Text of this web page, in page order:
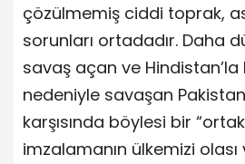
çözülmemiş ciddi toprak,
sorunları ortadadır. Daha
savaş açan ve
nedeniyle savaşan
karşısında böylesi bir
imzalamanın ülkemizi olası